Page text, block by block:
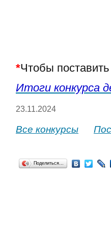
*Чтобы
Итоги конкурса
23.11.2024
Все конкурсы
Поделиться…